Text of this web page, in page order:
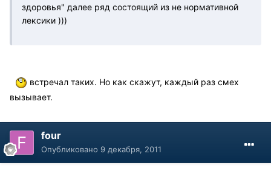
здоровья" далее ряд состоящий из не нормативной
лексики )))
встречал таких. Но как скажут, каждый раз смех
вызывает.
four
Опубликовано 9 декабря, 2011